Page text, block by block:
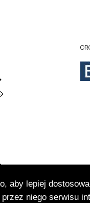
aby lepiej
niego serwisu